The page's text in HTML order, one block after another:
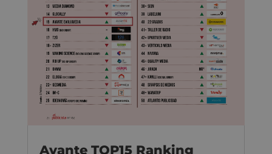
Avante TOP15 Ranking